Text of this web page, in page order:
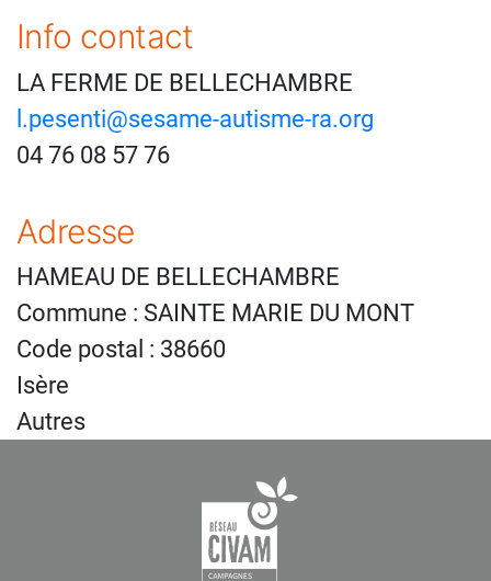
Info contact
LA FERME DE BELLECHAMBRE
l.pesenti@sesame-autisme-ra.org
04 76 08 57 76
Adresse
HAMEAU DE BELLECHAMBRE
Commune : SAINTE MARIE DU MONT
Code postal : 38660
Isère
Autres